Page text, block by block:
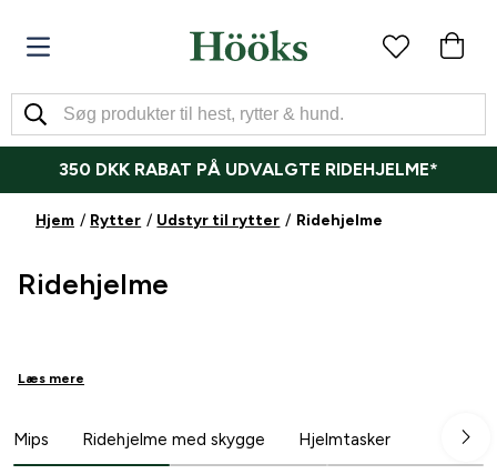
350 DKK RABAT PÅ UDVALGTE RIDEHJELME*
Hjem Rytter Udstyr til rytter Ridehjelme
Ridehjelme
Læs mere
Mips Ridehjelme med skygge Hjelmtasker